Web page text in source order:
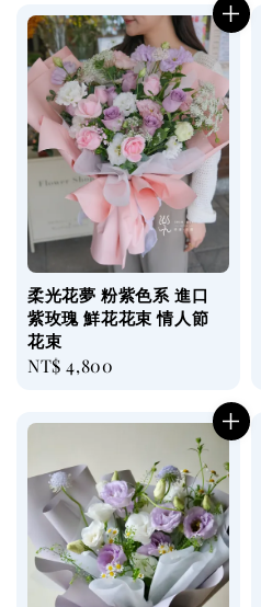
柔光花夢 粉紫色系 進口
紫玫瑰 鮮花花束 情人節
花束
Regular
NT$ 4,800